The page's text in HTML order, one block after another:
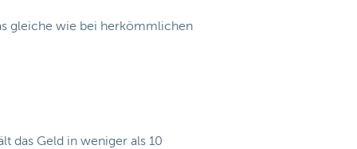
gleiche wie bei herkömmlichen
das Geld in weniger als 10